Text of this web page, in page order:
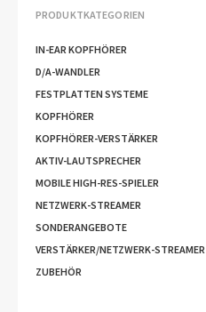
PRODUKTKATEGORIEN
IN-EAR KOPFHÖRER
D/A-WANDLER
FESTPLATTEN SYSTEME
KOPFHÖRER
KOPFHÖRER-VERSTÄRKER
AKTIV-LAUTSPRECHER
MOBILE HIGH-RES-SPIELER
NETZWERK-STREAMER
SONDERANGEBOTE
VERSTÄRKER/NETZWERK-STREAMER
ZUBEHÖR